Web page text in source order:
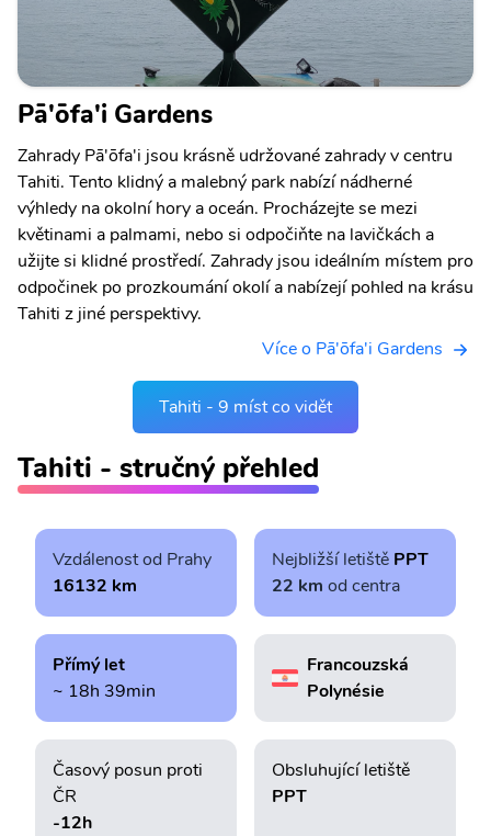
Pā'ōfa'i Gardens
Zahrady Pā'ōfa'i jsou krásně udržované zahrady v centru
Tahiti. Tento klidný a malebný park nabízí nádherné
výhledy na okolní hory a oceán. Procházejte se mezi
květinami a palmami, nebo si odpočiňte na lavičkách a
užijte si klidné prostředí. Zahrady jsou ideálním místem pro
odpočinek po prozkoumání okolí a nabízejí pohled na krásu
Tahiti z jiné perspektivy.
Více o Pā'ōfa'i Gardens
Tahiti - 9 míst co vidět
Tahiti - stručný přehled
Vzdálenost od Prahy
16132 km
Nejbližší letiště PPT
22 km od centra
Přímý let
~ 18h 39min
Francouzská
Polynésie
Časový posun proti
ČR
-12h
Obsluhující letiště
PPT